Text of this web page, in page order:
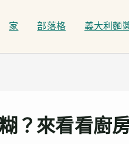
家 部落格 義大利麵
？來看看廚